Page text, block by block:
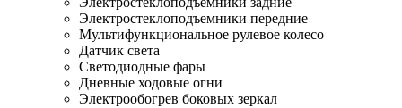
Электростеклоподъемники передние
Мультифункциональное рулевое колесо
Датчик света
Светодиодные фары
Дневные ходовые огни
Электрообогрев боковых зеркал